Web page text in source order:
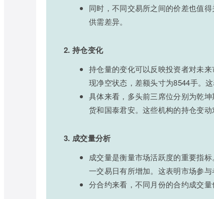
同时，不同交易所之间的价差也值
供需差异。
2. 持仓变化
持仓量的变化可以反映投资者对未
现净空状态，差额头寸为8544手。
具体来看，多头前三席位分别为乾
货和国泰君安。这些机构的持仓变动
3. 成交量分析
成交量是衡量市场活跃度的重要指
一交易日有所增加。这表明市场参与
分合约来看，不同月份的合约成交